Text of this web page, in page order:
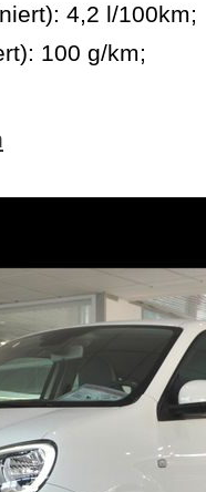
4,2 l/100km;
100 g/km;